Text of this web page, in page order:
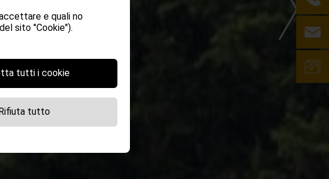
e quali no
sito "Cookie").
tutti i cookie
tutto